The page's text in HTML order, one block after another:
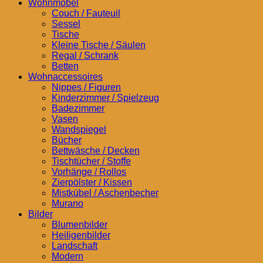
Wohnmöbel
Couch / Fauteuil
Sessel
Tische
Kleine Tische / Säulen
Regal / Schrank
Betten
Wohnaccessoires
Nippes / Figuren
Kinderzimmer / Spielzeug
Badezimmer
Vasen
Wandspiegel
Bücher
Bettwäsche / Decken
Tischtücher / Stoffe
Vorhänge / Rollos
Zierpölster / Kissen
Mistkübel / Aschenbecher
Murano
Bilder
Blumenbilder
Heiligenbilder
Landschaft
Modern